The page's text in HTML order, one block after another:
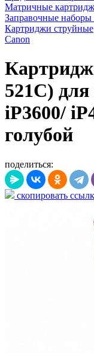
Матричные
Заправочные
Картриджи струйные
Canon
521C)
iP3600/
голубой
поделиться:
скопировать